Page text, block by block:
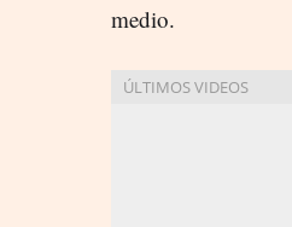
medio.